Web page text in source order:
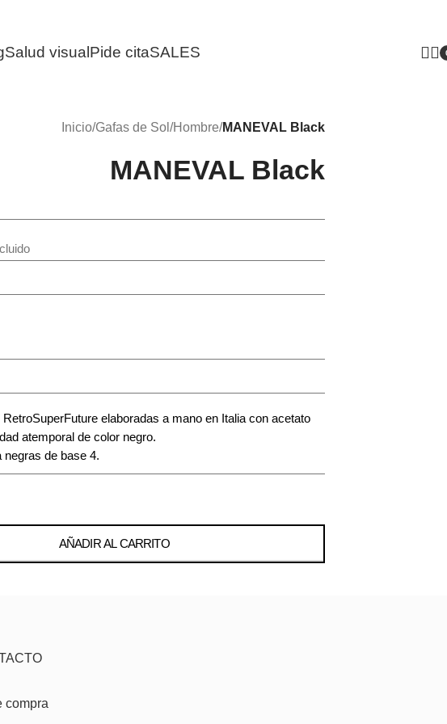
Salud visual Pide citaSALES
Inicio/Gafas de Sol /Hombre/MANEVAL Black
MANEVAL Black
elaboradas a mano en Italia con acetato
atemporal de color negro.
negras de base 4.
AÑADIR AL CARRITO
compra